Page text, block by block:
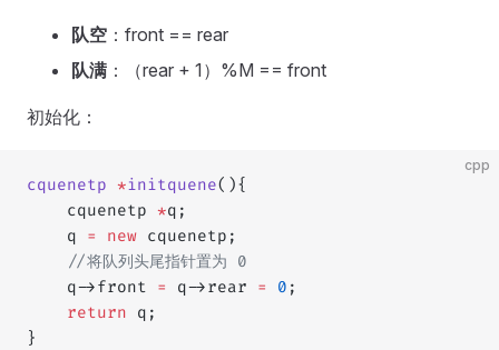
队空 ：front == rear
队满 ：（rear + 1）%M == front
初始化：
cpp
cquenetp *initquene(){
    cquenetp
*q;
    q
= new cquenetp;
    //将队列头尾指针置为 0
    q->front
= q->rear = 0 ;
    return
q;
}